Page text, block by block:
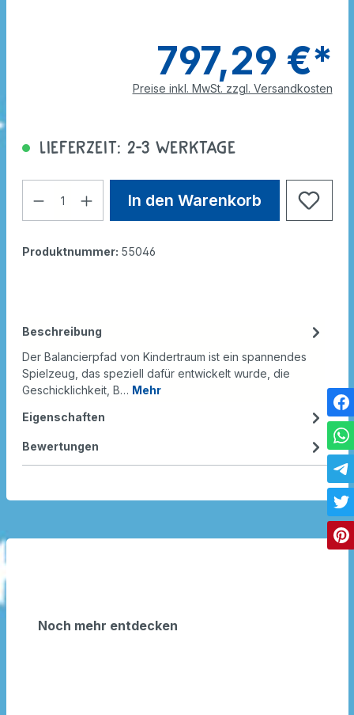
797,29 €*
Preise inkl. MwSt. zzgl. Versandkosten
Lieferzeit: 2-3 Werktage
In den Warenkorb
Produktnummer: 55046
Beschreibung
Der Balancierpfad von Kindertraum ist ein spannendes
Spielzeug, das speziell dafür entwickelt wurde, die
Geschicklichkeit, B… Mehr
Eigenschaften
Bewertungen
Noch mehr entdecken